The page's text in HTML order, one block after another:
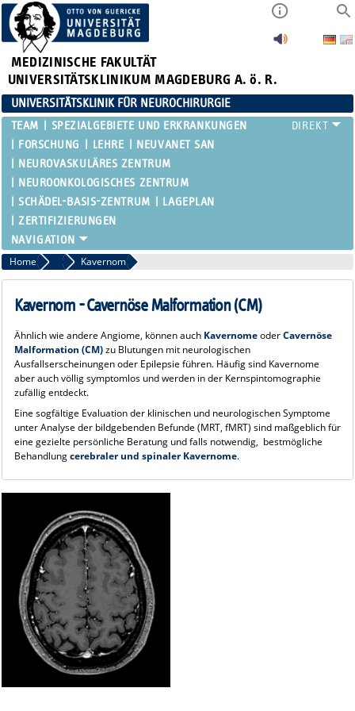
MEDIZINISCHE FAKULTÄT
UNIVERSITÄTSKLINIKUM MAGDEBURG A. ö. R.
UNIVERSITÄTSKLINIK FÜR NEUROCHIRURGIE
TEAM
SPEZIALGEBIETE UND ERKRANKUNGEN
FORSCHUNG
LEHRE
NEUVANET SAN
NEUROVASKULÄRES ZENTRUM
NEUROONKOLOGISCHES ZENTRUM
SCHÄDEL-BASIS-ZENTRUM
LAGEPLAN
ZERTIFIZIERUNGEN
Home Neuro-Vaskuläre Neurochirurgie / Gefäßfehlbildungen
Kavernom
Kavernom - Cavernöse Malformation (CM)
Ähnlich wie andere Angiome, können auch KavernomeoderCavernöse
Malformation (CM)zu Blutungen mit neurologischen
Ausfallserscheinungen oder Epilepsie führen. Häufig sind Kavernome
aber auch völlig symptomlos und werden in der Kernspintomographie
zufällig entdeckt.
Eine sogfältige Evaluation der klinischen und neurologischen Symptome
unter Analyse der bildgebenden Befunde (MRT, fMRT) sind maßgeblich für
eine gezielte persönliche Beratung und falls notwendig, bestmögliche
Behandlungcerebraler und spinaler Kavernome.